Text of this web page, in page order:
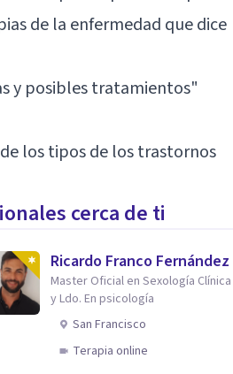
de la enfermedad que dice
y posibles tratamientos"
los tipos de los trastornos
cerca de ti
Ricardo Franco Fernández
Master Oficial en Sexología Clínica
y Ldo. En psicología
San Francisco
Terapia online